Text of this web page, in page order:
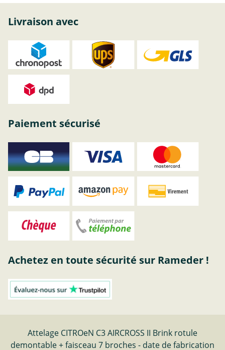
Livraison avec
Paiement sécurisé
Achetez en toute sécurité sur Rameder !
Attelage CITROeN C3 AIRCROSS II Brink rotule
demontable + faisceau 7 broches - date de fabrication